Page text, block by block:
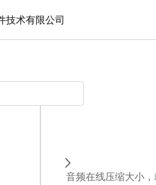
技术有限公司
音频在线压缩大小